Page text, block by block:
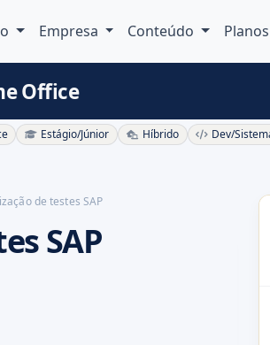
Empresa Conteúdo Planos
Office
Estágio/Júnior Híbrido Dev/
de testes SAP
SAP